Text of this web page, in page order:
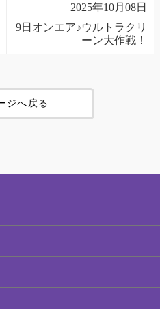
2025年10月08日
9日オンエア♪ウルトラクリ
ーン大作戦！
ジへ戻る